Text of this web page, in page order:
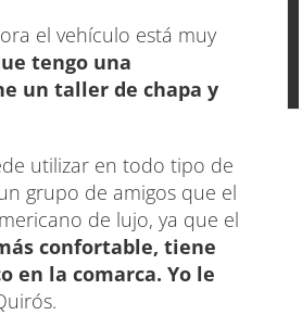
el vehículo está muy
tengo una
un taller de chapa y
utilizar en todo tipo de
grupo de amigos que el
de lujo, ya que el
confortable, tiene
en la comarca. Yo le